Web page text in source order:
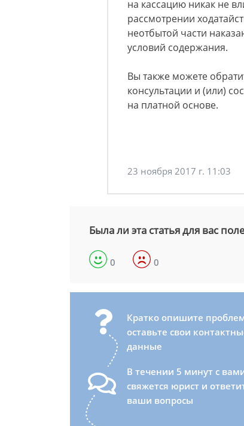
на кассацию никак не
рассмотрении
неотбытой части
условий содержания.
Вы также можете
консультации и (или)
на платной основе.
23 ноября 2017 г. 11:03
Была ли эта статья для вас
0 0
Кратко опишите
оставьте свои
данные
В течении 5 минут с
свяжется юрист и
ваши вопросы